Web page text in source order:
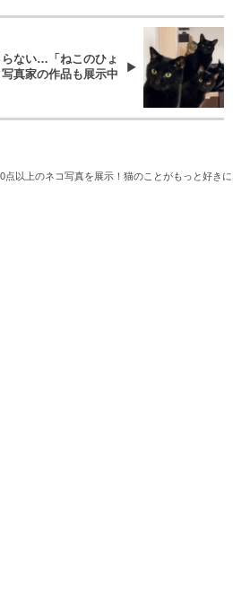
ない…「ねこのひょ
真家の作品も展示中
点以上のネコ写真を展示！猫のことがもっと好き